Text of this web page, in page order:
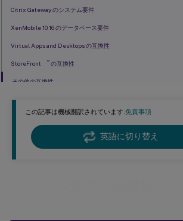
この記事は機械翻訳されています.免責事項
英語に切り替え
Citrix Gateway のシステム要件
XenMobile 10.16 のデータベース要件
Virtual Apps and Desktops の互換性
StoreFront ™ の互換性
その他の互換性